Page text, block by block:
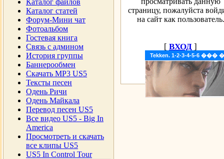
Каталог файлов
Каталог статей
Форум-Мини чат
Фотоальбом
Гостевая книга
Cвязь с админом
История группы
Баннерообмен
Скачать MP3 US5
Тексты песен
Одень Ричи
Одень Майкала
Перевод песен US5
Все видео US5 - Big In
America
Просмотреть и скачать
все клипы US5
US5 In Control Tour
Tekken. 1-2-3-4-5-6
страницу, пожалуйста
на сайт как пользователь.
[ ВХОД ]